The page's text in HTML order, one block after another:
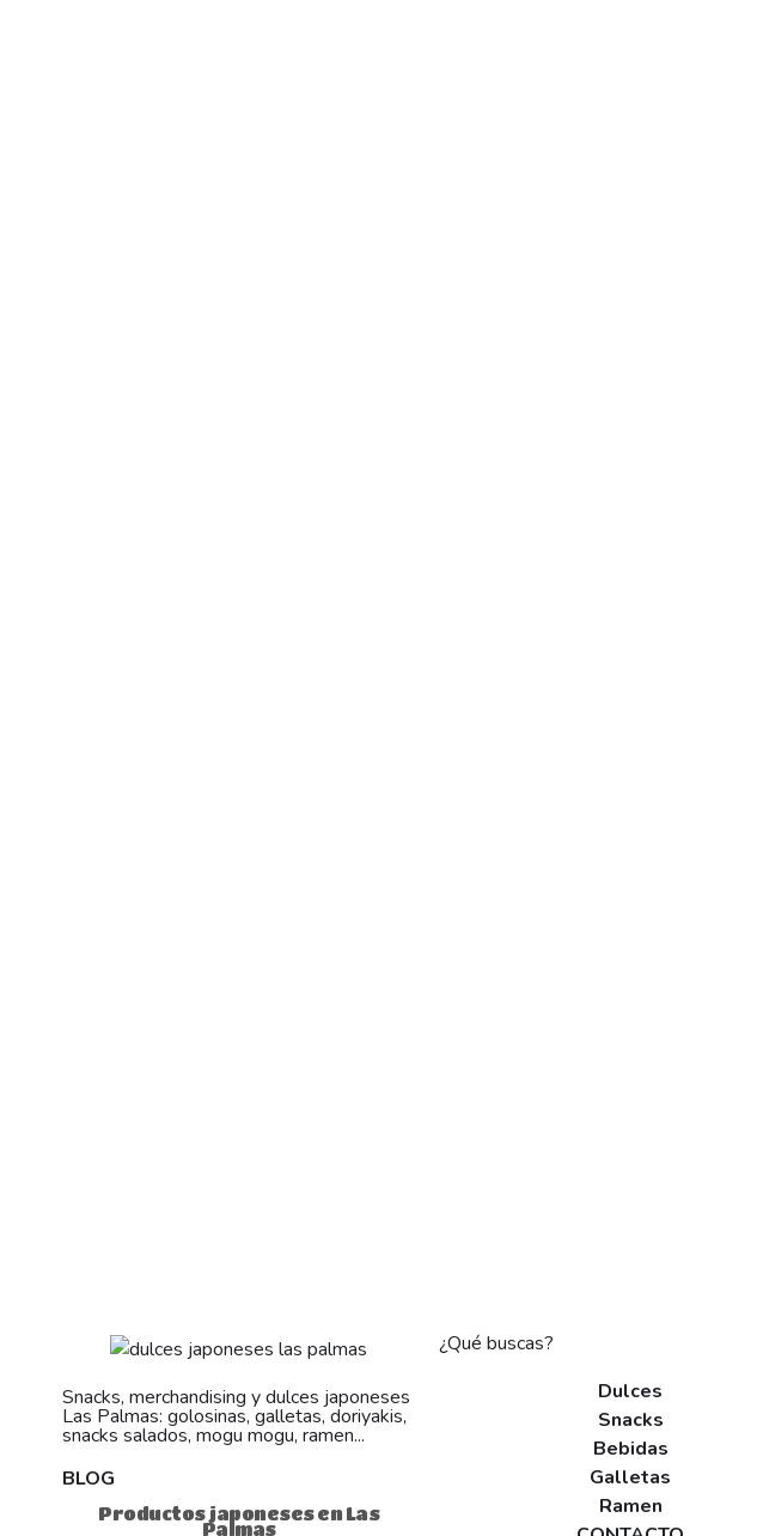
Snacks, merchandising y dulces japoneses
Las Palmas: golosinas, galletas, doriyakis,
snacks salados, mogu mogu, ramen...
BLOG
Productos japoneses en Las
Palmas
¿Qué buscas?
Dulces
Snacks
Bebidas
Galletas
Ramen